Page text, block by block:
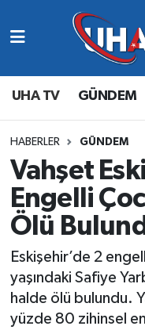
UHA TV GÜNDEM
HABERLER GÜNDEM
Vahşet
Engelli
Ölü
Eskişehir’de 2
yaşındaki Safiye
halde ölü bulundu.
yüzde 80 zihinsel
Abone Ol
Gündem
Ekonomi
Magazin
Siyaset
Spor
Yaşam
Nöbetçi
Hava Durumu
Namaz Vakitleri
Trafik Durumu
Süper Lig Puan
Tüm Manşetler
Son Dakika